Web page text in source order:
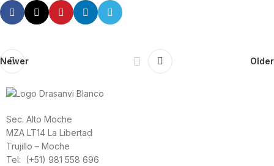
Newer Older
Sec. Alto Moche
MZA LT14 La Libertad
Trujillo – Moche
Tel: (+51) 981 558 696